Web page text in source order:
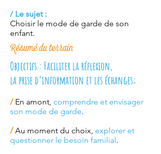
/ Le sujet :
Choisir le mode de garde de son
enfant.
Résumé du terrain
Objectifs : Faciliter la réflexion,
la prise d’information et les échanges;
/En amont, comprendre et envisager
son mode de garde.
/Au moment du choix, explorer et
questionner le besoin familial.